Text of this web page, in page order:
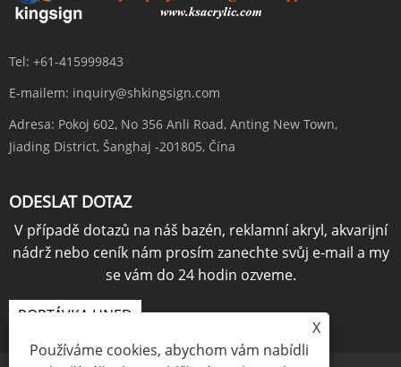
Tel: +61-415999843
E-mailem: inquiry@shkingsign.com
Adresa: Pokoj 602, No 356 Anli Road, Anting New Town,
Jiading District, Šanghaj -201805, Čína
ODESLAT DOTAZ
V případě dotazů na náš bazén, reklamní akryl, akvarijní
nádrž nebo ceník nám prosím zanechte svůj e-mail a my
se vám do 24 hodin ozveme.
POPTÁVKA HNED
X
Používáme cookies, abychom vám nabídli